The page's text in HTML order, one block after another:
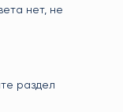
нет, не
раздел